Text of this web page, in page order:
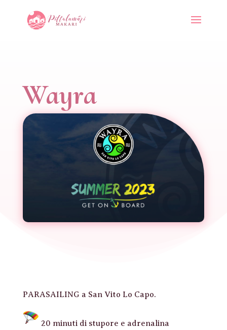
Wayra
PARASAILING a San Vito Lo Capo.
20 minuti di stupore e adrenalina